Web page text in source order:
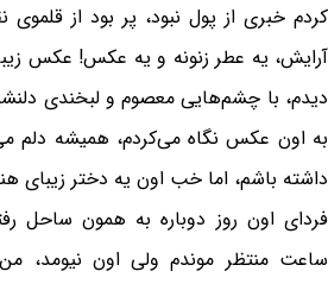
کردم خبری از پول نبود، پر بود از قلموی
آرایش، یه عطر زنونه و یه عکس! عکس
دیدم، با چشم‌هایی معصوم و لبخندی
به اون عکس نگاه می‌کردم، همیشه دلم
داشته باشم، اما خب اون یه دختر زیبای
فردای اون روز دوباره به همون ساحل
ساعت منتظر موندم ولی اون نیومد،